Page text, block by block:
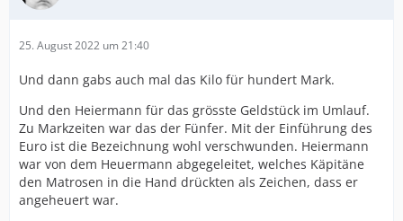
25. August 2022 um 21:40
Und dann gabs auch mal das Kilo für hundert Mark.
Und den Heiermann für das grösste Geldstück im Umlauf.
Zu Markzeiten war das der Fünfer. Mit der Einführung des
Euro ist die Bezeichnung wohl verschwunden. Heiermann
war von dem Heuermann abgegeleitet, welches Käpitäne
den Matrosen in die Hand drückten als Zeichen, dass er
angeheuert war.